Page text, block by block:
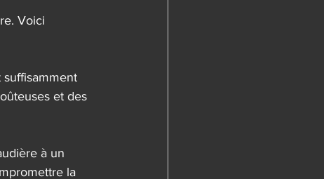
Voici
et des
à un
la